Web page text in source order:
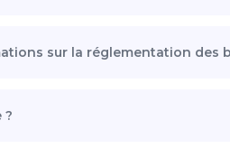
sur la réglementation des
?